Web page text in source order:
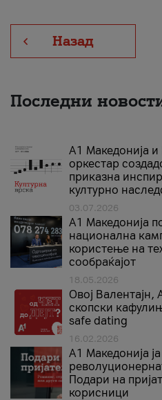
Назад
Последни
А1 Македонија
оркестар
приказна
културно
03.07.2026
A1 Македонија
национална
користење на
сообраќајот
18.05.2026
Овој Валентајн,
скопски
safe dating
16.02.2026
А1 Македонија
Подари на
корисници